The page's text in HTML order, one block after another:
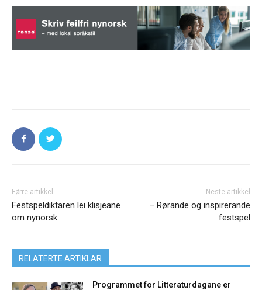
Førre artikkel
Festspeldiktaren lei klisjeane
om nynorsk
Neste artikkel
– Rørande og inspirerande
festspel
RELATERTE ARTIKLAR
Programmet for Litteraturdagane er